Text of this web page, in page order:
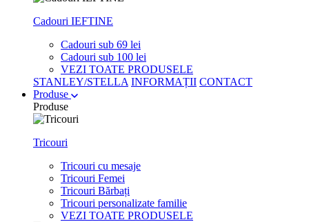
Cadouri IEFTINE
Cadouri sub 69 lei
Cadouri sub 100 lei
VEZI TOATE PRODUSELE
STANLEY/STELLA INFORMAȚII CONTACT
Produse
Produse
Tricouri
Tricouri cu mesaje
Tricouri Femei
Tricouri Bărbați
Tricouri personalizate familie
VEZI TOATE PRODUSELE